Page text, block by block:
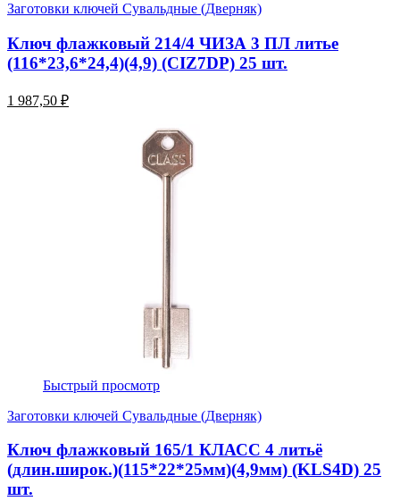
Заготовки ключей Сувальдные (Дверняк)
Ключ флажковый 214/4 ЧИЗА 3 ПЛ литье
(116*23,6*24,4)(4,9) (CIZ7DP) 25 шт.
1 987,50 ₽
Быстрый просмотр
Заготовки ключей Сувальдные (Дверняк)
Ключ флажковый 165/1 КЛАСС 4 литьё
(длин.широк.)(115*22*25мм)(4,9мм) (KLS4D) 25
шт.